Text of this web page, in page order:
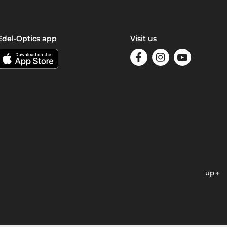
Optics app Visit us
up